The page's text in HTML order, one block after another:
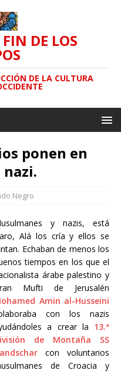
DE LOS
DE LA CULTURA
ponen en
Negro
y nazis, está
Alá los cría y ellos se
Echaban de menos los
tiempos en los que el
árabe palestino y
Mufti de Jerusalén
Amin al-Husseini
con los nazis
a crear la 13.ª
de Montaña SS
con voluntarios
de Croacia y